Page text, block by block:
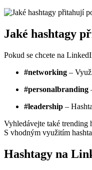
Jaké hashtagy
Pokud se chcete na
#networking –
#personalbranding
#leadership –
Vyhledávejte také trending
S vhodným využitím
Hashtagy na